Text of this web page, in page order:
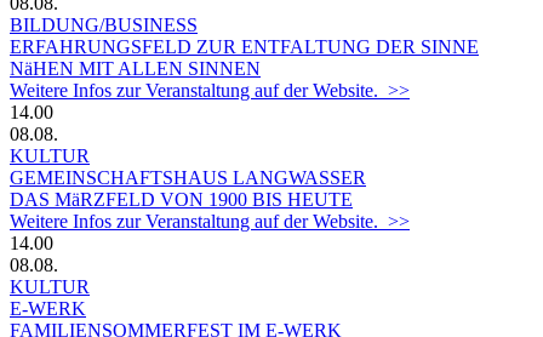
BILDUNG/BUSINESS
ERFAHRUNGSFELD ZUR ENTFALTUNG DER SINNE
NäHEN MIT ALLEN SINNEN
Weitere Infos zur Veranstaltung auf der Website. >>
14.00
08.08.
KULTUR
GEMEINSCHAFTSHAUS LANGWASSER
DAS MäRZFELD VON 1900 BIS HEUTE
Weitere Infos zur Veranstaltung auf der Website. >>
14.00
08.08.
KULTUR
E-WERK
FAMILIENSOMMERFEST IM E-WERK